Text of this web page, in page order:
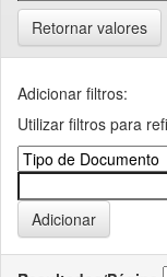
Retornar valores
Adicionar filtros:
Utilizar filtros para